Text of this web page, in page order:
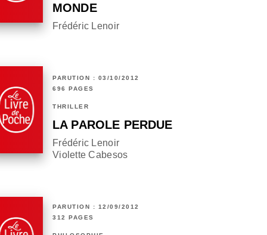
MONDE
Frédéric Lenoir
PARUTION : 03/10/2012
696 PAGES
THRILLER
LA PAROLE PERDUE
Frédéric Lenoir
Violette Cabesos
PARUTION : 12/09/2012
312 PAGES